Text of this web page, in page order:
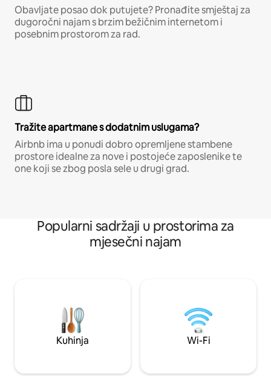
Obavljate posao dok putujete? Pronađite smještaj za
dugoročni najam s brzim bežičnim internetom i
posebnim prostorom za rad.
Tražite apartmane s dodatnim uslugama?
Airbnb ima u ponudi dobro opremljene stambene
prostore idealne za nove i postojeće zaposlenike te
one koji se zbog posla sele u drugi grad.
Popularni sadržaji u prostorima za
mjesečni najam
Kuhinja Wi-Fi